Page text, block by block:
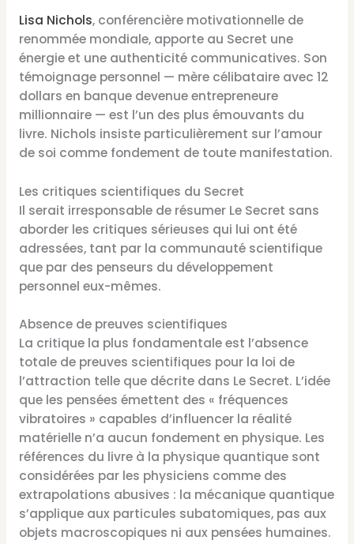
Lisa Nichols, conférencière motivationnelle de
renommée mondiale, apporte au Secret une
énergie et une authenticité communicatives. Son
témoignage personnel — mère célibataire avec 12
dollars en banque devenue entrepreneure
millionnaire — est l’un des plus émouvants du
livre. Nichols insiste particulièrement sur l’amour
de soi comme fondement de toute manifestation.
Les critiques scientifiques du Secret
Il serait irresponsable de résumer Le Secret sans
aborder les critiques sérieuses qui lui ont été
adressées, tant par la communauté scientifique
que par des penseurs du développement
personnel eux-mêmes.
Absence de preuves scientifiques
La critique la plus fondamentale est l’absence
totale de preuves scientifiques pour la loi de
l’attraction telle que décrite dans Le Secret. L’idée
que les pensées émettent des « fréquences
vibratoires » capables d’influencer la réalité
matérielle n’a aucun fondement en physique. Les
références du livre à la physique quantique sont
considérées par les physiciens comme des
extrapolations abusives : la mécanique quantique
s’applique aux particules subatomiques, pas aux
objets macroscopiques ni aux pensées humaines.